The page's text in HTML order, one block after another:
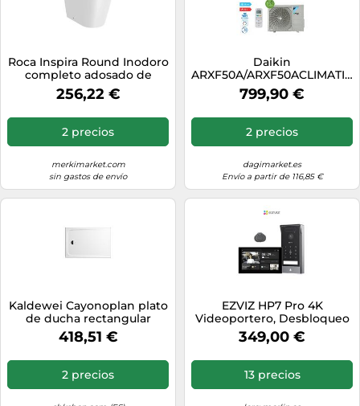
Roca Inspira Round Inodoro
completo adosado de
porcelana con un acabado
en color blanco Rimless
256,22 €
2 precios
merkimarket.com
sin gastos de envío
Daikin
ARXF50A/
18000BTU Wifi Incluido
Inverter R32 A+
799,90 €
2 precios
dagimarket.es
Envío a partir de 116,85 €
Kaldewei Cayonoplan plato
de ducha rectangular
140x100 cm blanco
375947980001
418,51 €
2 precios
EZVIZ HP7 Pro 4K
Videoportero, Desbloqueo
por Reconocimiento de
Palma, 8'' Monitor Táctil a
Visión Nocturna, Detección
Movimiento Humano, Wi-Fi
349,00 €
13 precios